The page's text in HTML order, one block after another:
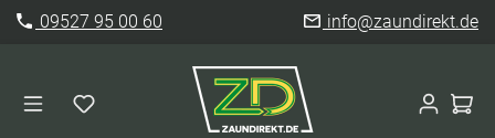
09527 95 00 60 info@zaundirekt.de